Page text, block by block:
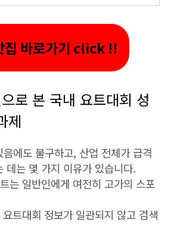
집 바로가기 click !!
로 본 국내 요트대회 성
제
에도 불구하고, 산업 전체가 급격
데는 몇 가지 이유가 있습니다.
는 일반인에게 여전히 고가의 스포
트대회 정보가 일관되지 않고 검색